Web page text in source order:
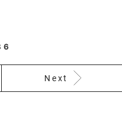
Next